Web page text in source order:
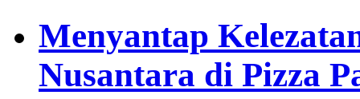
Menyantap
Nusantara di Pizza